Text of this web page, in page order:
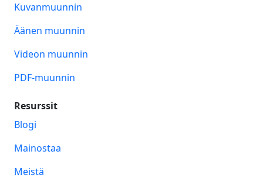
Kuvanmuunnin
Äänen muunnin
Videon muunnin
PDF-muunnin
Resurssit
Blogi
Mainostaa
Meistä